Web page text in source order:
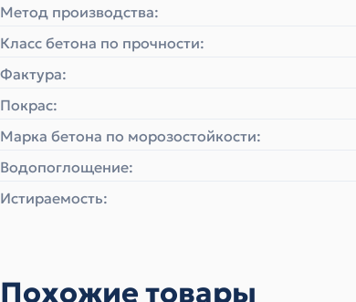
Метод производства:
Класс бетона по прочности:
Фактура:
Покрас:
Марка бетона по морозостойкости:
Водопоглощение:
Истираемость:
Похожие товары